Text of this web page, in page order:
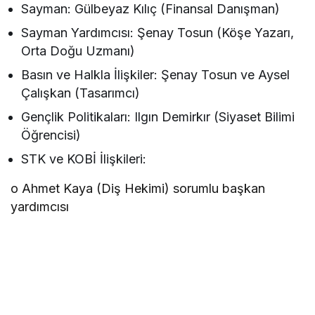
Sayman: Gülbeyaz Kılıç (Finansal Danışman)
Sayman Yardımcısı: Şenay Tosun (Köşe Yazarı,
Orta Doğu Uzmanı)
Basın ve Halkla İlişkiler: Şenay Tosun ve Aysel
Çalışkan (Tasarımcı)
Gençlik Politikaları: Ilgın Demirkır (Siyaset Bilimi
Öğrencisi)
STK ve KOBİ İlişkileri:
o Ahmet Kaya (Diş Hekimi) sorumlu başkan
yardımcısı